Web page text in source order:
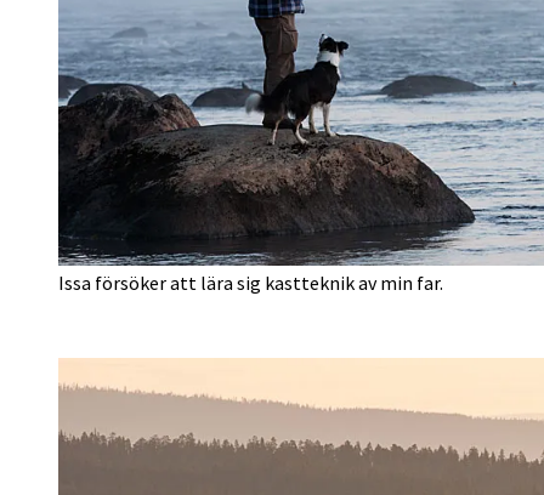
Issa försöker att lära sig kastteknik av min far.